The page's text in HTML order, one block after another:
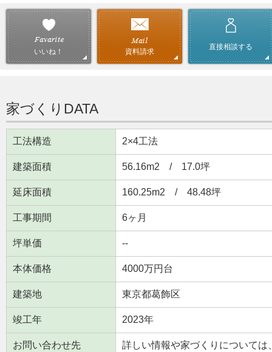
いいね！ 資料請求
直接相談する
家づくりDATA
工法構造 2×4工法
建築面積 56.16m2 / 17.0坪
延床面積 160.25m2 / 48.48坪
工事期間 6ヶ月
坪単価 --
本体価格 4000万円台
建築地 東京都葛飾区
竣工年 2023年
お問い合わせ先
詳しい情報や家づくりについて